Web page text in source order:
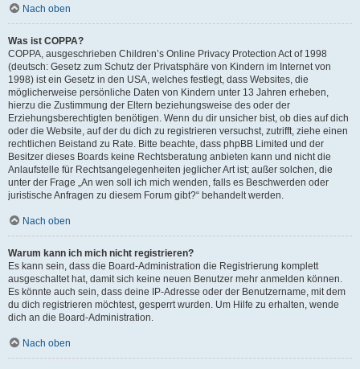
Nach oben
Was ist COPPA?
COPPA, ausgeschrieben Children’s Online Privacy Protection Act of 1998
(deutsch: Gesetz zum Schutz der Privatsphäre von Kindern im Internet von
1998) ist ein Gesetz in den USA, welches festlegt, dass Websites, die
möglicherweise persönliche Daten von Kindern unter 13 Jahren erheben,
hierzu die Zustimmung der Eltern beziehungsweise des oder der
Erziehungsberechtigten benötigen. Wenn du dir unsicher bist, ob dies auf dich
oder die Website, auf der du dich zu registrieren versuchst, zutrifft, ziehe einen
rechtlichen Beistand zu Rate. Bitte beachte, dass phpBB Limited und der
Besitzer dieses Boards keine Rechtsberatung anbieten kann und nicht die
Anlaufstelle für Rechtsangelegenheiten jeglicher Art ist; außer solchen, die
unter der Frage „An wen soll ich mich wenden, falls es Beschwerden oder
juristische Anfragen zu diesem Forum gibt?“ behandelt werden.
Nach oben
Warum kann ich mich nicht registrieren?
Es kann sein, dass die Board-Administration die Registrierung komplett
ausgeschaltet hat, damit sich keine neuen Benutzer mehr anmelden können.
Es könnte auch sein, dass deine IP-Adresse oder der Benutzername, mit dem
du dich registrieren möchtest, gesperrt wurden. Um Hilfe zu erhalten, wende
dich an die Board-Administration.
Nach oben